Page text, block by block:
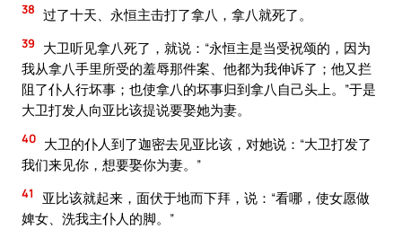
38 过了十天、永恒主击打了拿八，拿八就死了。
39
大卫听见拿八死了，就说：“永恒主是当受祝颂的，因为
我从拿八手里所受的羞辱那件案、他都为我伸诉了；他又拦
阻了仆人行坏事；也使拿八的坏事归到拿八自己头上。”于是
大卫打发人向亚比该提说要娶她为妻。
40 大卫的仆人到了迦密去见亚比该，对她说：“大卫打发了
我们来见你，想要娶你为妻。”
41
亚比该就起来，面伏于地而下拜，说：“看哪，使女愿做
婢女、洗我主仆人的脚。”